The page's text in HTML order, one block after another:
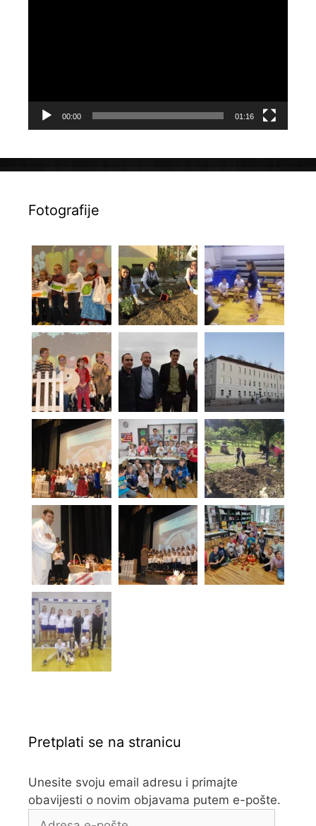
00:00 01:16
Fotografije
Pretplati se na stranicu
Unesite svoju email adresu i primajte
obavijesti o novim objavama putem e-pošte.